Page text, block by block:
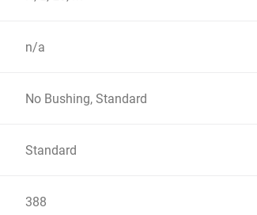
n/a
No Bushing, Standard
Standard
388